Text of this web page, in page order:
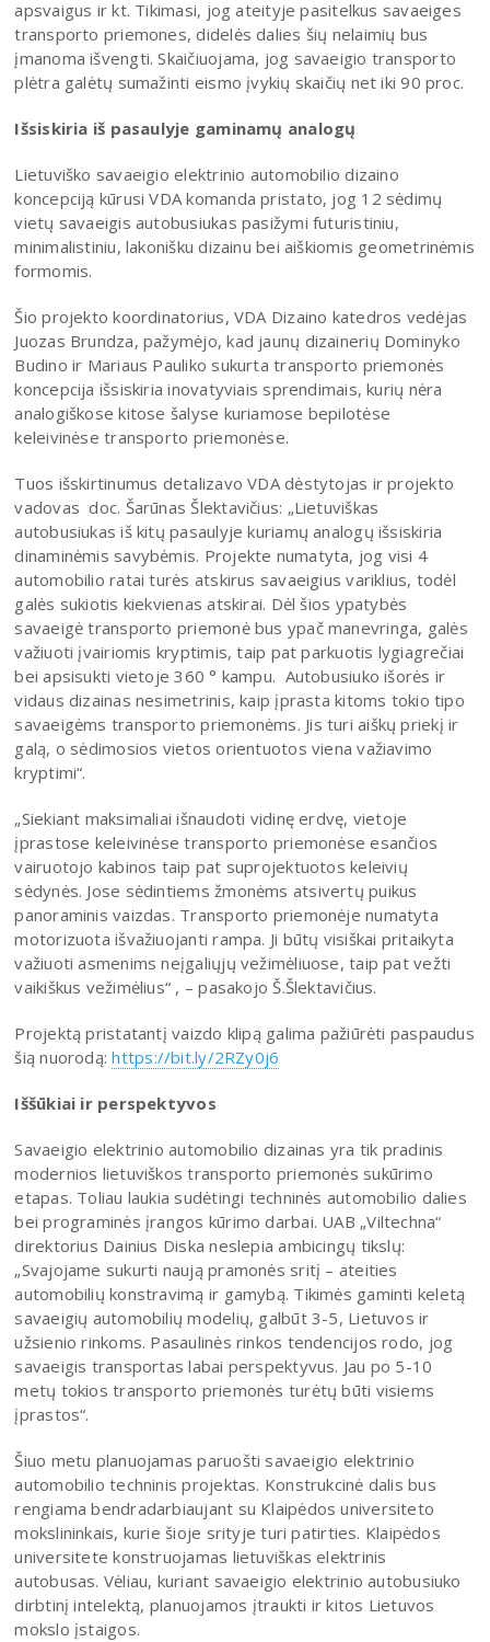
apsvaigus ir kt. Tikimasi, jog ateityje pasitelkus savaeiges
transporto priemones, didelės dalies šių nelaimių bus
įmanoma išvengti. Skaičiuojama, jog savaeigio transporto
plėtra galėtų sumažinti eismo įvykių skaičių net iki 90 proc.
Išsiskiria iš pasaulyje gaminamų analogų
Lietuviško savaeigio elektrinio automobilio dizaino
koncepciją kūrusi VDA komanda pristato, jog 12 sėdimų
vietų savaeigis autobusiukas pasižymi futuristiniu,
minimalistiniu, lakonišku dizainu bei aiškiomis geometrinėmis
formomis.
Šio projekto koordinatorius, VDA Dizaino katedros vedėjas
Juozas Brundza, pažymėjo, kad jaunų dizainerių Dominyko
Budino ir Mariaus Pauliko sukurta transporto priemonės
koncepcija išsiskiria inovatyviais sprendimais, kurių nėra
analogiškose kitose šalyse kuriamose bepilotėse
keleivinėse transporto priemonėse.
Tuos išskirtinumus detalizavo VDA dėstytojas ir projekto
vadovas doc. Šarūnas Šlektavičius: „Lietuviškas
autobusiukas iš kitų pasaulyje kuriamų analogų išsiskiria
dinaminėmis savybėmis. Projekte numatyta, jog visi 4
automobilio ratai turės atskirus savaeigius variklius, todėl
galės sukiotis kiekvienas atskirai. Dėl šios ypatybės
savaeigė transporto priemonė bus ypač manevringa, galės
važiuoti įvairiomis kryptimis, taip pat parkuotis lygiagrečiai
bei apsisukti vietoje 360 ° kampu. Autobusiuko išorės ir
vidaus dizainas nesimetrinis, kaip įprasta kitoms tokio tipo
savaeigėms transporto priemonėms. Jis turi aiškų priekį ir
galą, o sėdimosios vietos orientuotos viena važiavimo
kryptimi“.
„Siekiant maksimaliai išnaudoti vidinę erdvę, vietoje
įprastose keleivinėse transporto priemonėse esančios
vairuotojo kabinos taip pat suprojektuotos keleivių
sėdynės. Jose sėdintiems žmonėms atsivertų puikus
panoraminis vaizdas. Transporto priemonėje numatyta
motorizuota išvažiuojanti rampa. Ji būtų visiškai pritaikyta
važiuoti asmenims neįgaliųjų vežimėliuose, taip pat vežti
vaikiškus vežimėlius“ , – pasakojo Š.Šlektavičius.
Projektą pristatantį vaizdo klipą galima pažiūrėti paspaudus
šią nuorodą:https://bit.ly/2RZy0j6
Iššūkiai ir perspektyvos
Savaeigio elektrinio automobilio dizainas yra tik pradinis
modernios lietuviškos transporto priemonės sukūrimo
etapas. Toliau laukia sudėtingi techninės automobilio dalies
bei programinės įrangos kūrimo darbai. UAB „Viltechna“
direktorius Dainius Diska neslepia ambicingų tikslų:
„Svajojame sukurti naują pramonės sritį – ateities
automobilių konstravimą ir gamybą. Tikimės gaminti keletą
savaeigių automobilių modelių, galbūt 3-5, Lietuvos ir
užsienio rinkoms. Pasaulinės rinkos tendencijos rodo, jog
savaeigis transportas labai perspektyvus. Jau po 5-10
metų tokios transporto priemonės turėtų būti visiems
įprastos“.
Šiuo metu planuojamas paruošti savaeigio elektrinio
automobilio techninis projektas. Konstrukcinė dalis bus
rengiama bendradarbiaujant su Klaipėdos universiteto
mokslininkais, kurie šioje srityje turi patirties. Klaipėdos
universitete konstruojamas lietuviškas elektrinis
autobusas. Vėliau, kuriant savaeigio elektrinio autobusiuko
dirbtinį intelektą, planuojamos įtraukti ir kitos Lietuvos
mokslo įstaigos.